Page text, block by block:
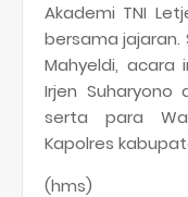
Akademi TNI
bersama jajaran.
Mahyeldi, acara
Irjen Suharyono
serta para
Kapolres
(hms)